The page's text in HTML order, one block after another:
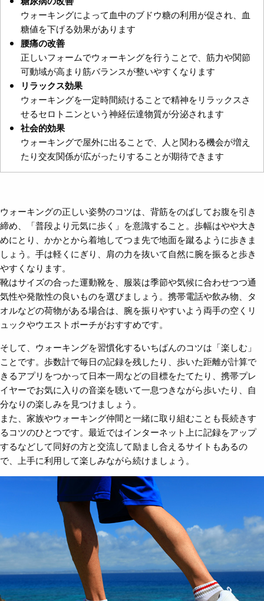
ウォーキングによって血中のブドウ糖の利用が促され、血
糖値を下げる効果があります
腰痛の改善
正しいフォームでウォーキングを行うことで、筋力や関節
可動域が高まり筋バランスが整いやすくなります
リラックス効果
ウォーキングを一定時間続けることで精神をリラックスさ
せるセロトニンという神経伝達物質が分泌されます
社会的効果
ウォーキングで屋外に出ることで、人と関わる機会が増え
たり交友関係が広がったりすることが期待できます
ウォーキングの正しい姿勢のコツは、背筋をのばしてお腹を引き
締め、「普段より元気に歩く」を意識すること。歩幅はやや大き
めにとり、かかとから着地してつま先で地面を蹴るように歩きま
しょう。手は軽くにぎり、肩の力を抜いて自然に腕を振ると歩き
やすくなります。
靴はサイズの合った運動靴を、服装は季節や気候に合わせつつ通
気性や発散性の良いものを選びましょう。携帯電話や飲み物、タ
オルなどの荷物がある場合は、腕を振りやすいよう両手の空くリ
ュックやウエストポーチがおすすめです。
そして、ウォーキングを習慣化するいちばんのコツは「楽しむ」
ことです。歩数計で毎日の記録を残したり、歩いた距離が計算で
きるアプリをつかって日本一周などの目標をたてたり、携帯プレ
イヤーでお気に入りの音楽を聴いて一息つきながら歩いたり、自
分なりの楽しみを見つけましょう。
また、家族やウォーキング仲間と一緒に取り組むことも長続きす
るコツのひとつです。最近ではインターネット上に記録をアップ
するなどして同好の方と交流して励まし合えるサイトもあるの
で、上手に利用して楽しみながら続けましょう。